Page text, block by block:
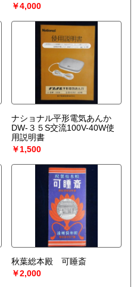
￥4,000
ナショナル平形電気あんか
DW-３５S交流100V-40W使
用説明書
￥1,500
秋葉総本殿 可睡斎
￥2,000